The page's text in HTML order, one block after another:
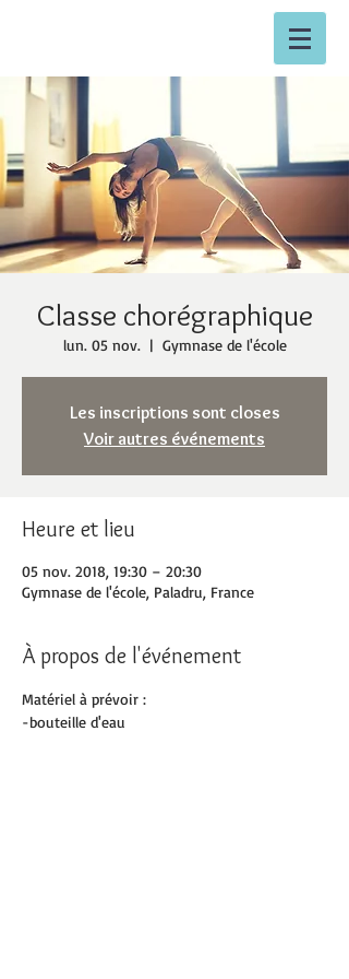
Classe chorégraphique
lun. 05 nov.
  |
Gymnase de l'école
Les inscriptions sont closes
Voir autres événements
Heure et lieu
05 nov. 2018, 19:30 – 20:30
Gymnase de l'école, Paladru, France
À propos de l'événement
Matériel à prévoir :
-bouteille d'eau